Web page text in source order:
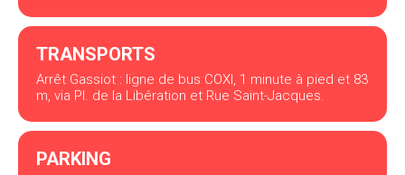
TRANSPORTS
Arrêt Gassiot : ligne de bus COXI, 1 minute à pied et 83
m, via Pl. de la Libération et Rue Saint-Jacques.
PARKING